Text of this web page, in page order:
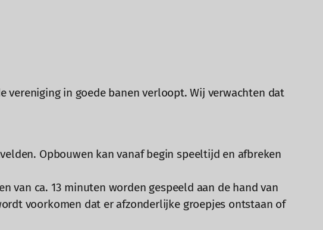
in goede banen verloopt. Wij verwachten dat
Opbouwen kan vanaf begin speeltijd en afbreken
van ca. 13 minuten worden gespeeld aan de hand van
voorkomen dat er afzonderlijke groepjes ontstaan of